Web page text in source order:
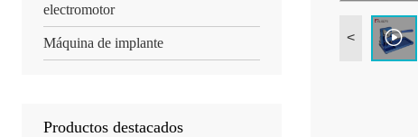
electromotor
Máquina de implante
Productos destacados
<